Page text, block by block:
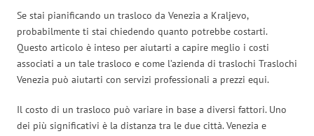
Se stai pianificando un trasloco da Venezia a Kraljevo,
probabilmente ti stai chiedendo quanto potrebbe costarti.
Questo articolo è inteso per aiutarti a capire meglio i costi
associati a un tale trasloco e come l’azienda di traslochi Traslochi
Venezia può aiutarti con servizi professionali a prezzi equi.
Il costo di un trasloco può variare in base a diversi fattori. Uno
dei più significativi è la distanza tra le due città. Venezia e